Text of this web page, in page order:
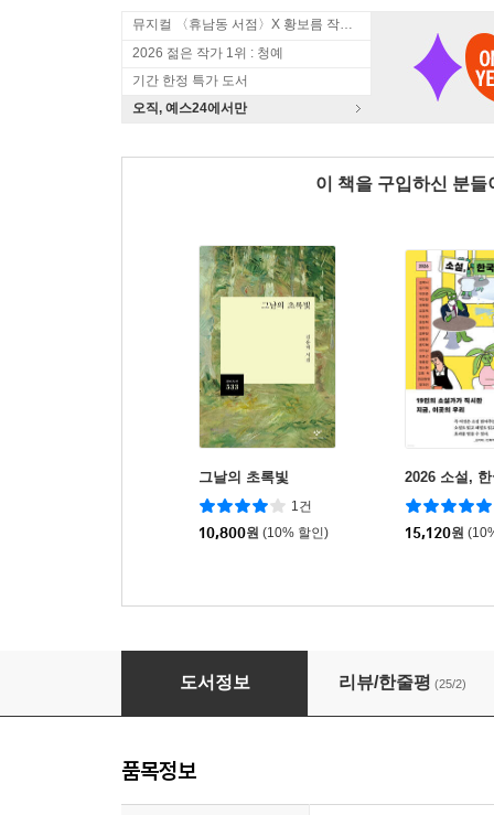
뮤지컬 〈휴남동 서점〉X 황보름 작가 북토크
2026 젊은 작가 1위 : 청예
기간 한정 특가 도서
오직, 예스24에서만
이 책을 구입하신 분
그날의 초록빛
1건
10,800원 (10% 할인)
2026 소설,
15,120원
도서정보 리뷰/한줄평 (25/2)
품목정보